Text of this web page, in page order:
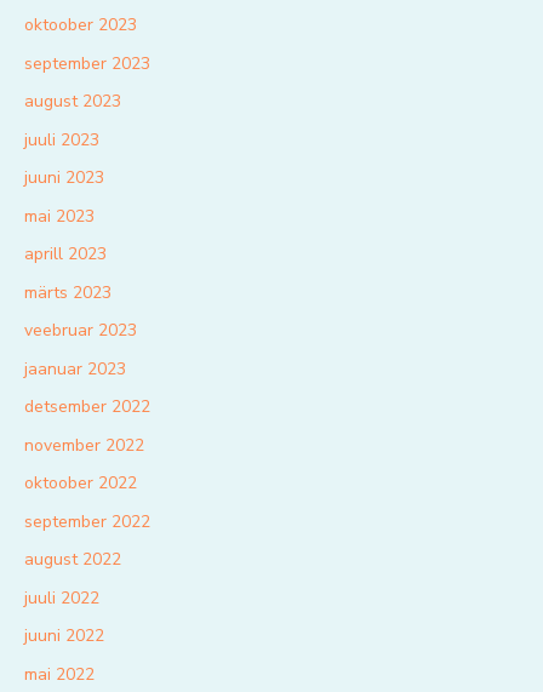
oktoober 2023
september 2023
august 2023
juuli 2023
juuni 2023
mai 2023
aprill 2023
märts 2023
veebruar 2023
jaanuar 2023
detsember 2022
november 2022
oktoober 2022
september 2022
august 2022
juuli 2022
juuni 2022
mai 2022